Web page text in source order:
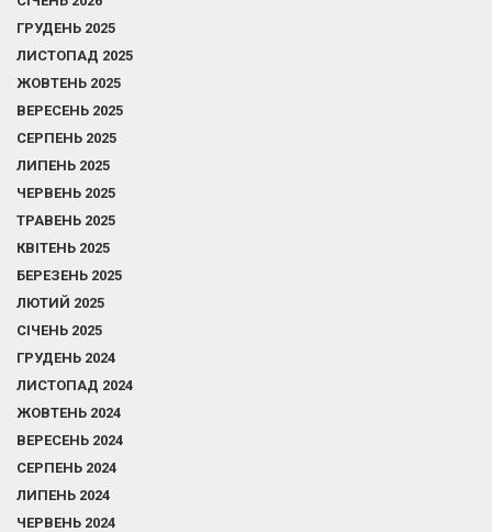
ГРУДЕНЬ 2025
ЛИСТОПАД 2025
ЖОВТЕНЬ 2025
ВЕРЕСЕНЬ 2025
СЕРПЕНЬ 2025
ЛИПЕНЬ 2025
ЧЕРВЕНЬ 2025
ТРАВЕНЬ 2025
КВІТЕНЬ 2025
БЕРЕЗЕНЬ 2025
ЛЮТИЙ 2025
СІЧЕНЬ 2025
ГРУДЕНЬ 2024
ЛИСТОПАД 2024
ЖОВТЕНЬ 2024
ВЕРЕСЕНЬ 2024
СЕРПЕНЬ 2024
ЛИПЕНЬ 2024
ЧЕРВЕНЬ 2024